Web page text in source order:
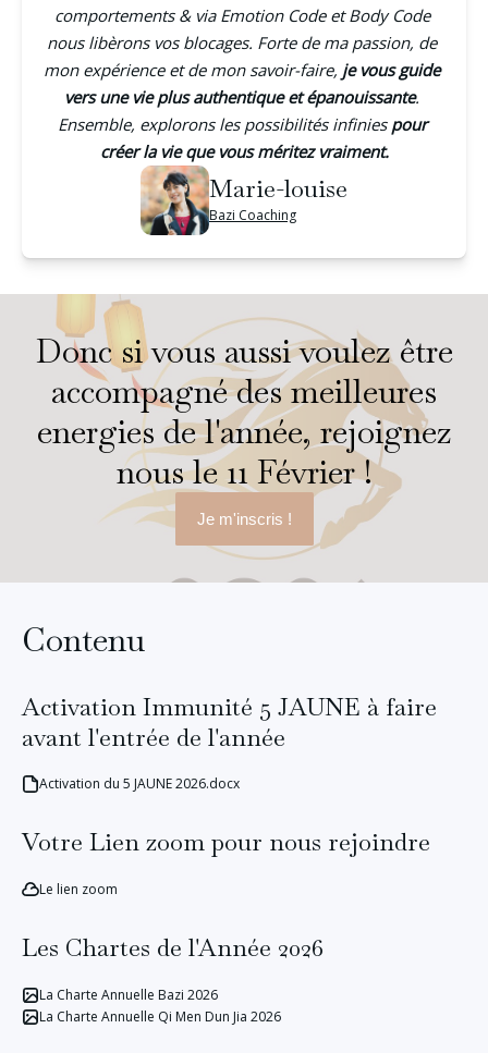
comportements & via Emotion Code et Body Code
nous libèrons vos blocages. Forte de ma passion, de
mon expérience et de mon savoir-faire, je vous guide
vers une vie plus authentique et épanouissante.
Ensemble, explorons les possibilités infinies pour
créer la vie que vous méritez vraiment.
Marie-louise
Bazi Coaching
Donc si vous aussi voulez être
accompagné des meilleures
energies de l'année, rejoignez
nous le 11 Février !
Je m'inscris !
Contenu
Activation Immunité 5 JAUNE à faire
avant l'entrée de l'année
Activation du 5 JAUNE 2026.docx
Votre Lien zoom pour nous rejoindre
Le lien zoom
Les Chartes de l'Année 2026
La Charte Annuelle Bazi 2026
La Charte Annuelle Qi Men Dun Jia 2026